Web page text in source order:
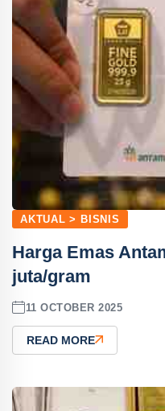
AKTUAL > BISNIS
Harga Emas
juta/gram
11 OCTOBER 2025
READ MORE